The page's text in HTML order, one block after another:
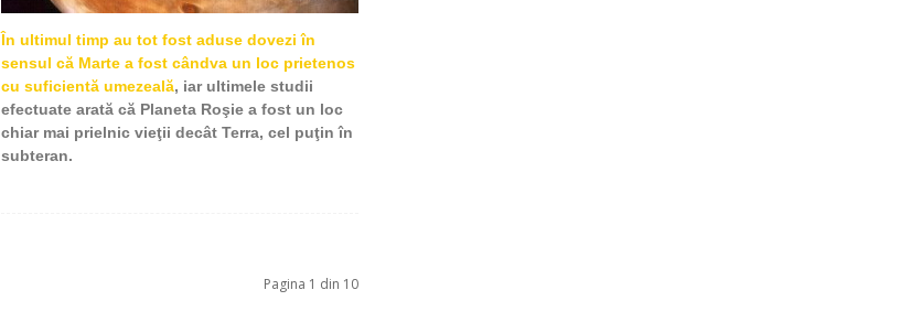
În ultimul timp au tot fost aduse dovezi în
sensul că Marte a fost cândva un loc prietenos
cu suficientă umezeală, iar ultimele studii
efectuate arată că Planeta Roşie a fost un loc
chiar mai prielnic vieţii decât Terra, cel puţin în
subteran.
Pagina 1 din 10